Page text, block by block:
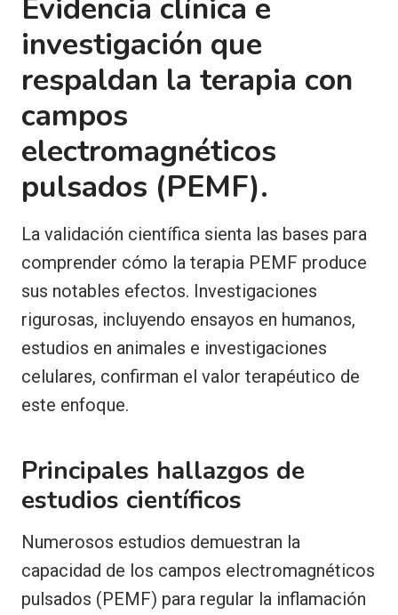
Evidencia clínica e
investigación que
respaldan la terapia con
campos
electromagnéticos
pulsados (PEMF).
La validación científica sienta las bases para
comprender cómo la terapia PEMF produce
sus notables efectos. Investigaciones
rigurosas, incluyendo ensayos en humanos,
estudios en animales e investigaciones
celulares, confirman el valor terapéutico de
este enfoque.
Principales hallazgos de
estudios científicos
Numerosos estudios demuestran la
capacidad de los campos electromagnéticos
pulsados (PEMF) para regular la inflamación